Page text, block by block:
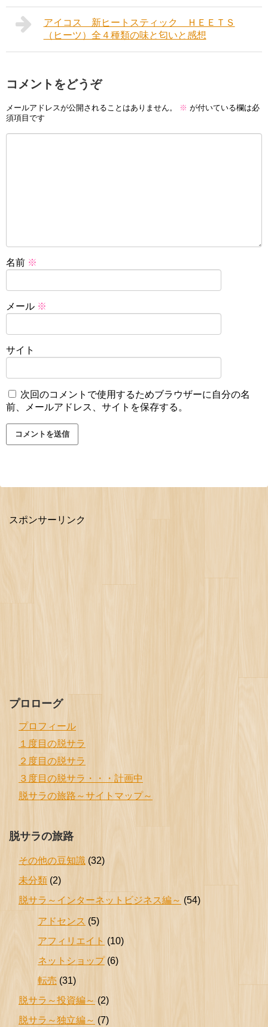
アイコス 新ヒートスティック ＨＥＥＴＳ
（ヒーツ）全４種類の味と匂いと感想
コメントをどうぞ
メールアドレスが公開されることはありません。 ※ が付いている欄は必
須項目です
名前 ※
メール ※
サイト
次回のコメントで使用するためブラウザーに自分の名
前、メールアドレス、サイトを保存する。
スポンサーリンク
プロローグ
プロフィール
１度目の脱サラ
２度目の脱サラ
３度目の脱サラ・・・計画中
脱サラの旅路～サイトマップ～
脱サラの旅路
その他の豆知識 (32)
未分類 (2)
脱サラ～インターネットビジネス編～ (54)
アドセンス (5)
アフィリエイト (10)
ネットショップ(6)
転売 (31)
脱サラ～投資編～ (2)
脱サラ～独立編～ (7)